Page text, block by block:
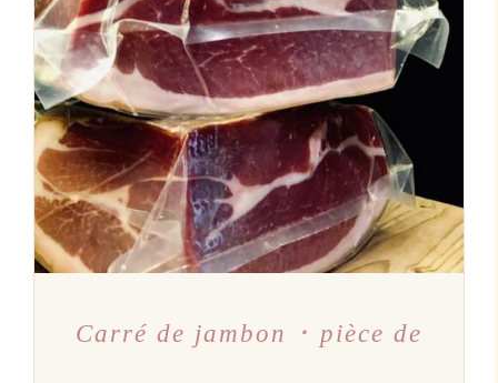
AJOUTER AU PANIER
/
DÉTAILS
Carré de jambon ･ pièce de